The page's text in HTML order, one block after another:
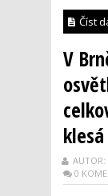
Číst
V
klesá
AUTOR:
0